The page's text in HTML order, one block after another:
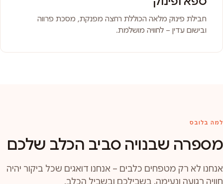
חבילת פינוק מלאה הכוללת רחצה מפנקת, מסכת פרווה
ובישום עדין – לחוויה מושלמת.
למה בלובס
מספרה שבנויה סביב הכלב שלכם
אנחנו לא רק מטפחים כלבים – אנחנו דואגים שכל ביקור יהיה
חוויה רגועה ונעימה, בשבילכם ובשביל הכלב.